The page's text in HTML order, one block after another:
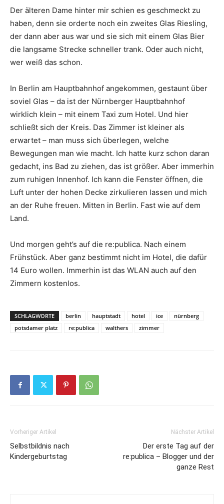
Der älteren Dame hinter mir schien es geschmeckt zu
haben, denn sie orderte noch ein zweites Glas Riesling,
der dann aber aus war und sie sich mit einem Glas Bier
die langsame Strecke schneller trank. Oder auch nicht,
wer weiß das schon.
In Berlin am Hauptbahnhof angekommen, gestaunt über
soviel Glas – da ist der Nürnberger Hauptbahnhof
wirklich klein – mit einem Taxi zum Hotel. Und hier
schließt sich der Kreis. Das Zimmer ist kleiner als
erwartet – man muss sich überlegen, welche
Bewegungen man wie macht. Ich hatte kurz schon daran
gedacht, ins Bad zu ziehen, das ist größer. Aber immerhin
zum ruhigen Innenhof. Ich kann die Fenster öffnen, die
Luft unter der hohen Decke zirkulieren lassen und mich
an der Ruhe freuen. Mitten in Berlin. Fast wie auf dem
Land.
Und morgen geht’s auf die re:publica. Nach einem
Frühstück. Aber ganz bestimmt nicht im Hotel, die dafür
14 Euro wollen. Immerhin ist das WLAN auch auf den
Zimmern kostenlos.
SCHLAGWORTE berlin hauptstadt hotel ice
nürnberg
potsdamer platz
re:publica walthers zimmer
Vorheriger Artikel
Selbstbildnis nach
Kindergeburtstag
Nächster Artikel
Der erste Tag auf der
re:publica – Blogger und der
ganze Rest